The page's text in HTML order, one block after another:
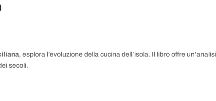
, esplora l’evoluzione della cucina dell’isola. Il libro offre
secoli.